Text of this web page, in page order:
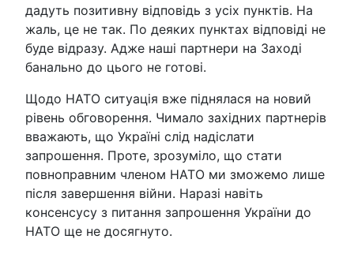
дадуть позитивну відповідь з усіх пунктів. На
жаль, це не так. По деяких пунктах відповіді не
буде відразу. Адже наші партнери на Заході
банально до цього не готові.
Щодо НАТО ситуація вже піднялася на новий
рівень обговорення. Чимало західних партнерів
вважають, що Україні слід надіслати
запрошення. Проте, зрозуміло, що стати
повноправним членом НАТО ми зможемо лише
після завершення війни. Наразі навіть
консенсусу з питання запрошення України до
НАТО ще не досягнуто.